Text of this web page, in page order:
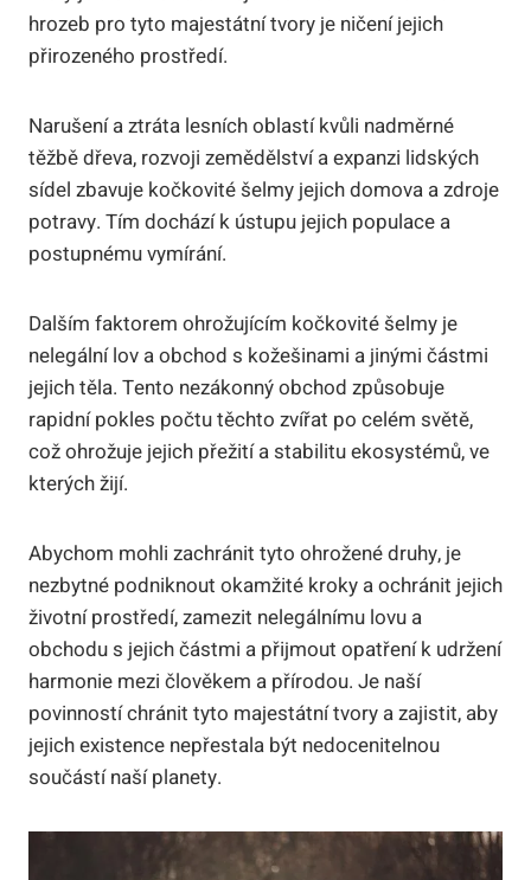
hrozeb pro tyto majestátní tvory je ničení jejich
přirozeného prostředí.
Narušení a ztráta lesních oblastí kvůli nadměrné
těžbě dřeva, rozvoji zemědělství a expanzi lidských
sídel zbavuje kočkovité šelmy jejich domova a zdroje
potravy. Tím dochází k ústupu jejich populace a
postupnému vymírání.
Dalším faktorem ohrožujícím kočkovité šelmy je
nelegální lov a obchod s kožešinami a jinými částmi
jejich těla. Tento nezákonný obchod způsobuje
rapidní pokles počtu těchto zvířat po celém světě,
což ohrožuje jejich přežití a stabilitu ekosystémů, ve
kterých žijí.
Abychom mohli zachránit tyto ohrožené druhy, je
nezbytné podniknout okamžité kroky a ochránit jejich
životní prostředí, zamezit nelegálnímu lovu a
obchodu s jejich částmi a přijmout opatření k udržení
harmonie mezi člověkem a přírodou. Je naší
povinností chránit tyto majestátní tvory a zajistit, aby
jejich existence nepřestala být nedocenitelnou
součástí naší planety.